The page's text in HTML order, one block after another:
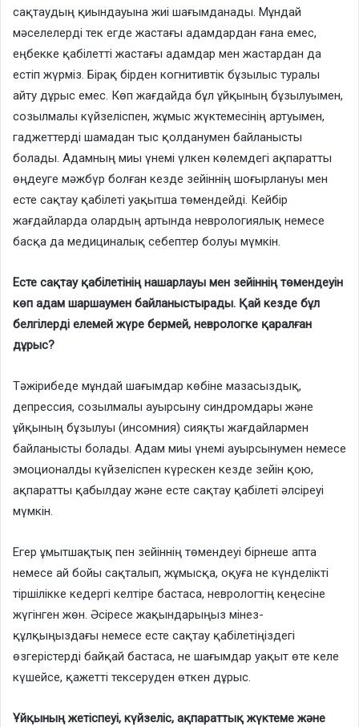
сақтаудың қиындауына жиі шағымданады. Мұндай
мәселелерді тек егде жастағы адамдардан ғана емес,
еңбекке қабілетті жастағы адамдар мен жастардан да
естіп жүрміз. Бірақ бірден когнитивтік бұзылыс туралы
айту дұрыс емес. Көп жағдайда бұл ұйқының бұзылуымен,
созылмалы күйзеліспен, жұмыс жүктемесінің артуымен,
гаджеттерді шамадан тыс қолданумен байланысты
болады. Адамның миы үнемі үлкен көлемдегі ақпаратты
өңдеуге мәжбүр болған кезде зейіннің шоғырлануы мен
есте сақтау қабілеті уақытша төмендейді. Кейбір
жағдайларда олардың артында неврологиялық немесе
басқа да медициналық себептер болуы мүмкін.
Есте сақтау қабілетінің нашарлауы мен зейіннің төмендеуін
көп адам шаршаумен байланыстырады. Қай кезде бұл
белгілерді елемей жүре бермей, неврологке қаралған
дұрыс?
Тәжірибеде мұндай шағымдар көбіне мазасыздық,
депрессия, созылмалы ауырсыну синдромдары және
ұйқының бұзылуы (инсомния) сияқты жағдайлармен
байланысты болады. Адам миы үнемі ауырсынумен немесе
эмоционалды күйзеліспен күрескен кезде зейін қою,
ақпаратты қабылдау және есте сақтау қабілеті әлсіреуі
мүмкін.
Егер ұмытшақтық пен зейіннің төмендеуі бірнеше апта
немесе ай бойы сақталып, жұмысқа, оқуға не күнделікті
тіршілікке кедергі келтіре бастаса, неврологтің кеңесіне
жүгінген жөн. Әсіресе жақындарыңыз мінез-
құлқыңыздағы немесе есте сақтау қабілетіңіздегі
өзгерістерді байқай бастаса, не шағымдар уақыт өте келе
күшейсе, қажетті тексеруден өткен дұрыс.
Ұйқының жетіспеуі, күйзеліс, ақпараттық жүктеме және